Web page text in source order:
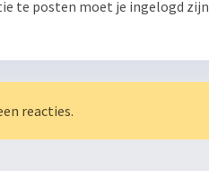
te posten moet je ingelogd zijn
reacties.